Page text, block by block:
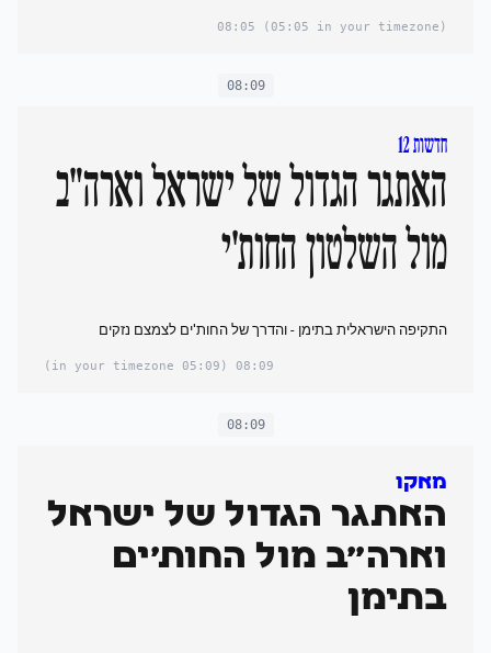
08:05 (05:05 in your timezone)
08:09
חדשות 12
האתגר הגדול של ישראל וארה"ב
מול השלטון החות'י
התקיפה הישראלית בתימן - והדרך של החות'ים לצמצם נזקים
08:09
(05:09 in your timezone)
08:09
מאקו
האתגר הגדול של ישראל
וארה"ב מול החות'ים
בתימן